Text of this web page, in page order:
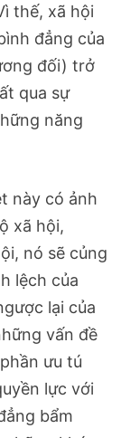
thế, xã hội
đẳng của
đối) trở
qua sự
năng
này có ảnh
xã hội,
nó sẽ củng
lệch của
lại của
vấn đề
ưu tú
lực với
bẩm